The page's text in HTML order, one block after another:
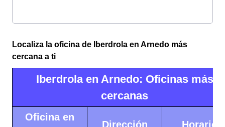
Localiza la oficina de Iberdrola en Arnedo más
cercana a ti
Iberdrola en Arnedo: Oficinas más
cercanas
Oficina en
Dirección Horario